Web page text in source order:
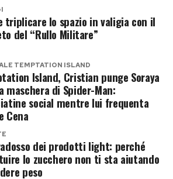
potrebbe rappresentare la
dell’operazione.
è legato
a Casalino e finora ha
molto più riservato
potrebbe incuriosire
parte un volto abituato alle
polemiche politiche e alla
triplicare lo spazio in valigia con il
del “Rullo Militare”
TEMPTATION ISLAND
Island, Cristian punge Soraya
maschera di Spider-Man:
social mentre lui frequenta
Cena
dei prodotti light: perché
lo zucchero non ti sta aiutando
peso